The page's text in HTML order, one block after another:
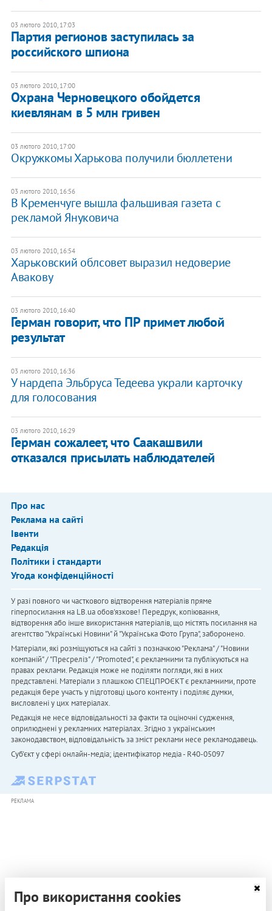
03 лютого 2010, 17:03
Партия регионов заступилась за
российского шпиона
03 лютого 2010, 17:00
Охрана Черновецкого обойдется
киевлянам в 5 млн гривен
03 лютого 2010, 17:00
Окружкомы Харькова получили бюллетени
03 лютого 2010, 16:56
В Кременчуге вышла фальшивая газета с
рекламой Януковича
03 лютого 2010, 16:54
Харьковский облсовет выразил недоверие
Авакову
03 лютого 2010, 16:40
Герман говорит, что ПР примет любой
результат
03 лютого 2010, 16:36
У нардепа Эльбруса Тедеева украли карточку
для голосования
03 лютого 2010, 16:29
Герман сожалеет, что Саакашвили
отказался присылать наблюдателей
Про нас
Реклама на сайті
Івенти
Редакція
Політики і стандарти
Угода конфіденційності
У разі повного чи часткового відтворення матеріалів пряме
гіперпосилання на LB.ua обов'язкове! Передрук, копіювання,
відтворення або інше використання матеріалів, що містять посилання на
агентство "Українськi Новини" й "Українська Фото Група", заборонено.
Матеріали, які розміщуються на сайті з позначкою "Реклама" / "Новини
компаній" / "Пресреліз" / "Promoted", є рекламними та публікуються на
правах реклами. Редакція може не поділяти погляди, які в них
представлені. Матеріали з плашкою СПЕЦПРОЄКТ є рекламними, проте
редакція бере участь у підготовці цього контенту і поділяє думки,
висловлені у цих матеріалах.
Редакція не несе відповідальності за факти та оціночні судження,
оприлюднені у рекламних матеріалах. Згідно з українським
законодавством, відповідальність за зміст реклами несе рекламодавець.
Cуб'єкт у сфері онлайн-медіа; ідентифікатор медіа - R40-05097
РЕКЛАМА
Про використання cookies